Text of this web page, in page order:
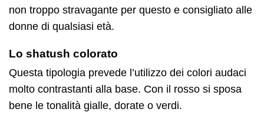
non troppo stravagante per questo e consigliato alle
donne di qualsiasi età.
Lo shatush colorato
Questa tipologia prevede l’utilizzo dei colori audaci
molto contrastanti alla base. Con il rosso si sposa
bene le tonalità gialle, dorate o verdi.